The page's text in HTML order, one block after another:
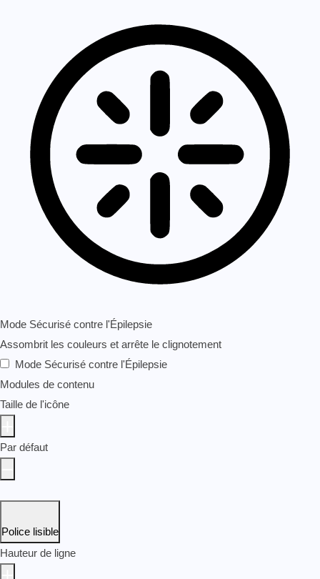
Mode Sécurisé contre l'Épilepsie
Assombrit les couleurs et arrête le clignotement
Mode Sécurisé contre l'Épilepsie
Modules de contenu
Taille de l'icône
Par défaut
Police lisible
Hauteur de ligne